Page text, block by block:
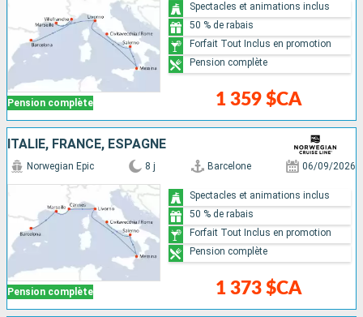
Pension complète 1 359 $CA
Spectacles et animations inclus
50 % de rabais
Forfait Tout Inclus en promotion
Pension complète
ITALIE, FRANCE, ESPAGNE
Pension complète
Norwegian Epic 8 j Barcelone 06/09/2026
1 373 $CA
Spectacles et animations inclus
50 % de rabais
Forfait Tout Inclus en promotion
Pension complète